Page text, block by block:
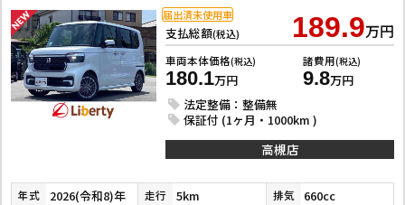
支払総額(税込) 189.9万円
車両本体価格(税込)
180.1万円
諸費用(税込)
9.8万円
法定整備：整備無
保証付 (1ヶ月・1000km )
届出済未使用車
高槻店
年式 2026(令和8)年 走行 5km 排気 660cc